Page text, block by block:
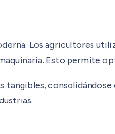
Los agricultores
Esto permite